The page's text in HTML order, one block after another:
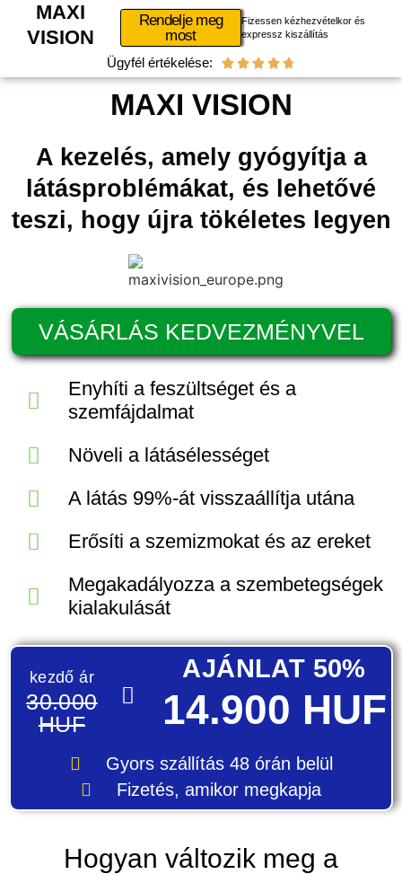
MAXI
VISION
Rendelje meg
most
Fizessen kézhezvételkor és
expressz kiszállítás
Ügyfél értékelése:     
MAXI VISION
A kezelés, amely gyógyítja a
látásproblémákat, és lehetővé
teszi, hogy újra tökéletes legyen
VÁSÁRLÁS KEDVEZMÉNYVEL
Enyhíti a feszültséget és a
szemfájdalmat
Növeli a látásélességet
A látás 99%-át visszaállítja utána
Erősíti a szemizmokat és az ereket
Megakadályozza a szembetegségek
kialakulását
kezdő ár
30.000
HUF
AJÁNLAT 50%
14.900 HUF
Gyors szállítás48 órán belül
Fizetés, amikor megkapja
Hogyan változik meg a